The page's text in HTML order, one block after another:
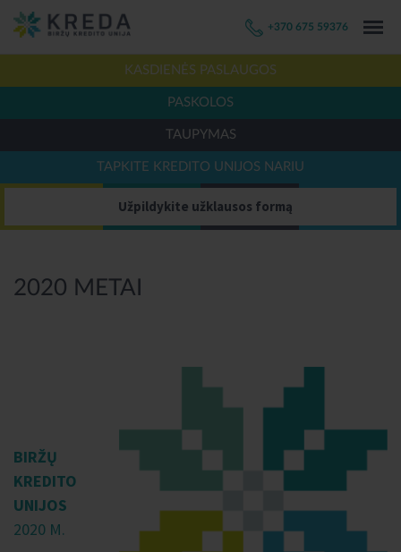
+370 675 59376
KASDIENĖS PASLAUGOS
PASKOLOS
TAUPYMAS
TAPKITE KREDITO UNIJOS NARIU
Užpildykite užklausos formą
2020 METAI
BIRŽŲ
KREDITO
UNIJOS
2020 M.